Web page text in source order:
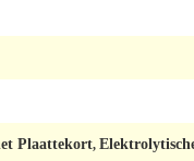
Plaattekort,